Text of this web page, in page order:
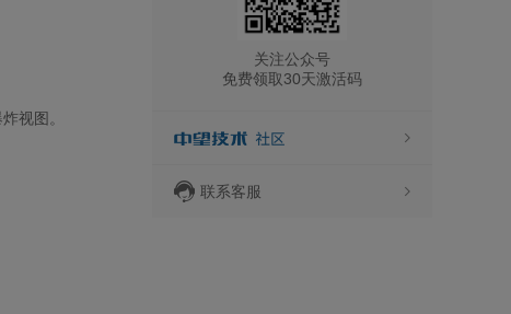
视图。
关注公众号
免费领取30天激活码
联系客服